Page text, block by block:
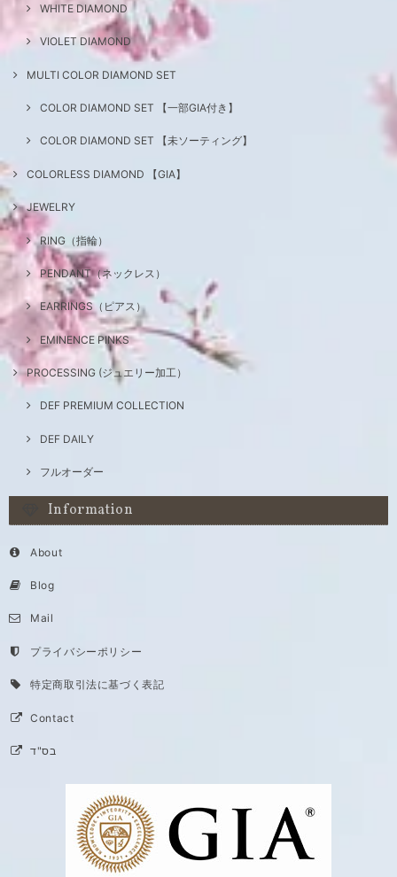
WHITE DIAMOND
VIOLET DIAMOND
MULTI COLOR DIAMOND SET
COLOR DIAMOND SET 【一部GIA付き】
COLOR DIAMOND SET 【未ソーティング】
COLORLESS DIAMOND 【GIA】
JEWELRY
RING（指輪）
PENDANT（ネックレス）
EARRINGS（ピアス）
EMINENCE PINKS
PROCESSING (ジュエリー加工）
DEF PREMIUM COLLECTION
DEF DAILY
フルオーダー
Information
About
Blog
Mail
プライバシーポリシー
特定商取引法に基づく表記
Contact
בס"ד